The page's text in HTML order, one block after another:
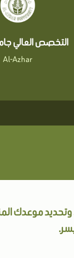
التخصص العالي
Al-Azhar
وتحديد موعدك